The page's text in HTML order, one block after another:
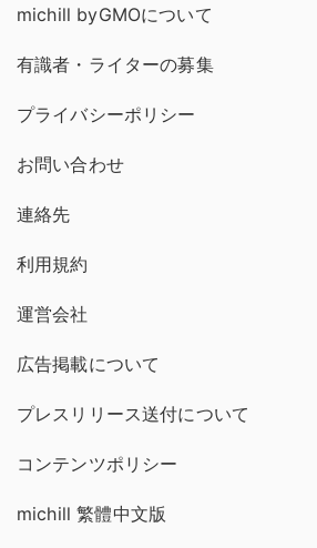
michill byGMOについて
有識者・ライターの募集
プライバシーポリシー
お問い合わせ
連絡先
利用規約
運営会社
広告掲載について
プレスリリース送付について
コンテンツポリシー
michill 繁體中文版